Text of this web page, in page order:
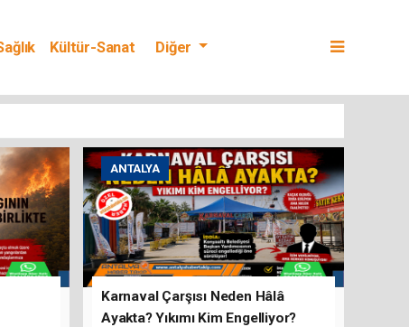
Kültür-Sanat
Diğer
ANTALYA
Karnaval Çarşısı Neden Hâlâ
Ayakta? Yıkımı Kim Engelliyor?